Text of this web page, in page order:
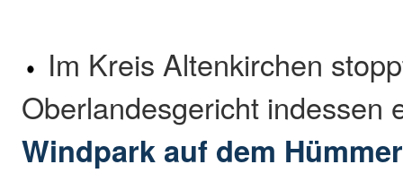
Im Kreis Altenkirchen
Oberlandesgericht indessen
Windpark auf dem